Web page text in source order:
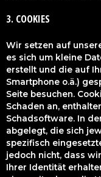
3. COOKIES
Wir setzen auf
es sich um kleine
erstellt und die auf
Smartphone o.ä.)
Seite besuchen.
Schaden an,
Schadsoftware. In
abgelegt, die sich
spezifisch
jedoch nicht, dass
Ihrer Identität